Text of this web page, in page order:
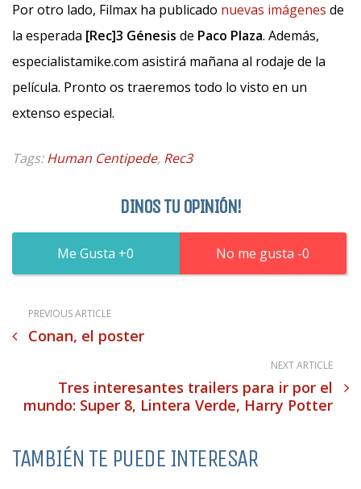
Por otro lado, Filmax ha publicado nuevas imágenes de
la esperada [Rec]3 Génesis de Paco Plaza. Además,
especialistamike.com asistirá mañana al rodaje de la
película. Pronto os traeremos todo lo visto en un
extenso especial.
Tags:Human Centipede, Rec3
DINOS TU OPINIÓN!
0 0
PREVIOUS ARTICLE
Conan, el poster
NEXT ARTICLE
Tres interesantes trailers para ir por el
mundo: Super 8, Lintera Verde, Harry Potter
TAMBIÉN TE PUEDE INTERESAR